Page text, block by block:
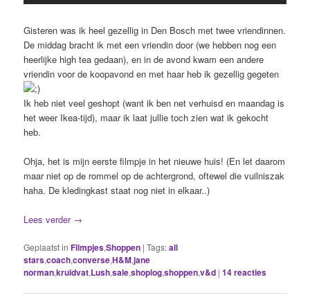
Gisteren was ik heel gezellig in Den Bosch met twee vriendinnen.
De middag bracht ik met een vriendin door (we hebben nog een
heerlijke high tea gedaan), en in de avond kwam een andere
vriendin voor de koopavond en met haar heb ik gezellig gegeten
Ik heb niet veel geshopt (want ik ben net verhuisd en maandag is
het weer Ikea-tijd), maar ik laat jullie toch zien wat ik gekocht
heb.
Ohja, het is mijn eerste filmpje in het nieuwe huis! (En let daarom
maar niet op de rommel op de achtergrond, oftewel die vuilniszak
haha. De kledingkast staat nog niet in elkaar..)
Lees verder →
Geplaatst in Filmpjes,Shoppen |Tags:all
stars,coach,converse,H&M,jane
norman,kruidvat,Lush,sale,shoplog,shoppen,v&d |14reacties